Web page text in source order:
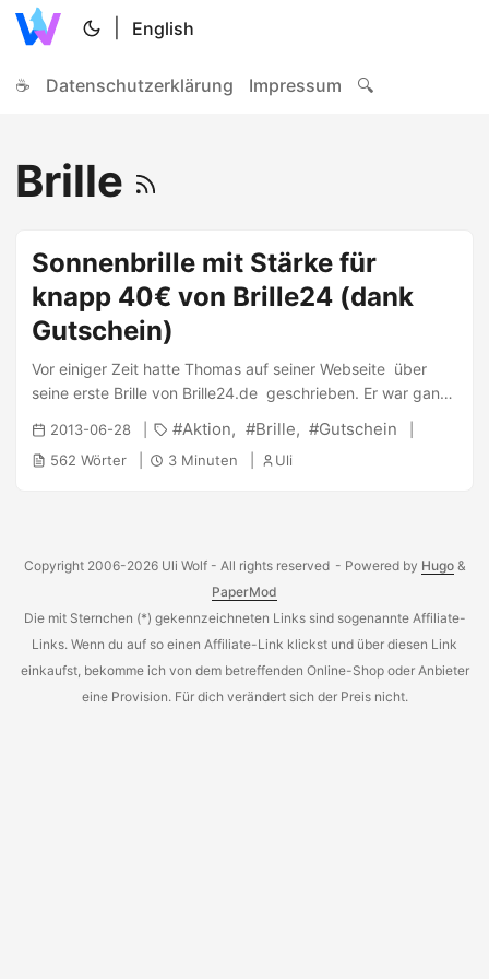
English
☕ Datenschutzerklärung Impressum 🔍
Brille
Sonnenbrille mit Stärke für
knapp 40€ von Brille24 (dank
Gutschein)
Vor einiger Zeit hatte Thomas auf seiner Webseite über
seine erste Brille von Brille24.de geschrieben. Er war ganz
zufrieden und ich hatte schon länger ein Auge auf eine
neue Sonnenbrille mit Stärke geworfen. Leider gibt es keine
Kontaktlinsen für meine Stärken (zuwenig Diotrin ;) ), daher
2013-06-28 Aktion Brille Gutschein
562 Wörter 3 Minuten Uli
Copyright 2006-2026 Uli Wolf - All rights reserved - Powered by Hugo &
PaperMod
Die mit Sternchen (*) gekennzeichneten Links sind sogenannte Affiliate-
Links. Wenn du auf so einen Affiliate-Link klickst und über diesen Link
einkaufst, bekomme ich von dem betreffenden Online-Shop oder Anbieter
eine Provision. Für dich verändert sich der Preis nicht.